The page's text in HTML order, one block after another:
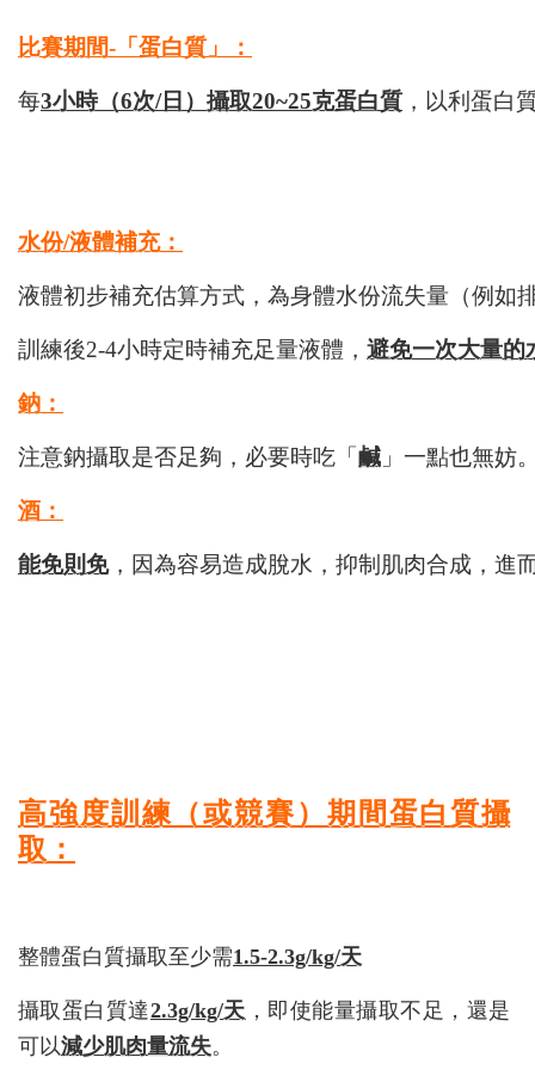
比賽期間-「蛋白質」：
每3小時（6次/日）攝取20~25克蛋白質 ，以利蛋白
水份/液體補充：
液體初步補充估算方式，為身體水份流失量（例如
訓練後2-4小時定時補充足量液體， 避免一次大量的
鈉：
注意鈉攝取是否足夠，必要時吃「 鹹 」一點也無妨
酒：
能免則免，因為容易造成脫水，抑制肌肉合成，進
高強度訓練（或競賽）期間蛋白質攝
取：
整體蛋白質攝取至少需1.5-2.3g/kg/天
攝取蛋白質達2.3g/kg/天 ，即使能量攝取不足，還是
可以減少肌肉量流失。